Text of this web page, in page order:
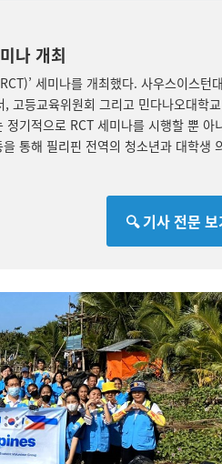
나 개최
세미나를 개최했다. 사우스이스턴
고등교육위원회 그리고 민다나오대학
기적으로 RCT 세미나를 시행할 뿐 아
통해 필리핀 전역의 청소년과 대학생
🔍 기사 전문 보